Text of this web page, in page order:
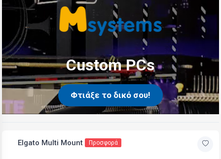
Custom PCs
Φτιάξε το δικό σου!
Elgato Multi Mount Προσφορά